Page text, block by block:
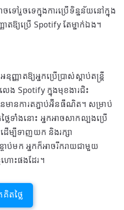
ទៅរួចទេក្នុងការប្រើទិន្នន័យនៅក្នុង
ឱ្យប្រើ Spotify តែម្នាក់ឯង។
ាតឱ្យអ្នកប្រើប្រាស់ស្តាប់តន្ត្រី
េង Spotify ក្នុងមុខងារជិះ
ានការតភ្ជាប់អ៊ីនធឺណិត។ សម្រាប់
ៃទាំងនោះ អ្នកអាចសាកល្បងប្រើ
ើម្បីទាញយក និងរក្សា
ប់មក អ្នកក៏អាចរីករាយជាមួយ
ោះផងដែរ។
តថ្លៃ